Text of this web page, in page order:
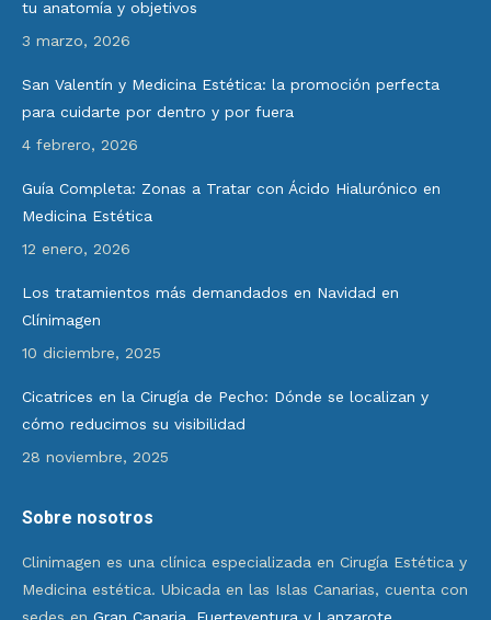
tu anatomía y objetivos
3 marzo, 2026
San Valentín y Medicina Estética: la promoción perfecta
para cuidarte por dentro y por fuera
4 febrero, 2026
Guía Completa: Zonas a Tratar con Ácido Hialurónico en
Medicina Estética
12 enero, 2026
Los tratamientos más demandados en Navidad en
Clínimagen
10 diciembre, 2025
Cicatrices en la Cirugía de Pecho: Dónde se localizan y
cómo reducimos su visibilidad
28 noviembre, 2025
Sobre nosotros
Clinimagen es una clínica especializada en Cirugía Estética y
Medicina estética. Ubicada en las Islas Canarias, cuenta con